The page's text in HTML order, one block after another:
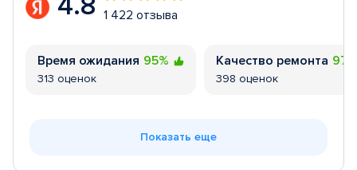
1 422 отзыва
Время ожидания 95%
313 оценок
Качество ремонта
398 оценок
Показать еще